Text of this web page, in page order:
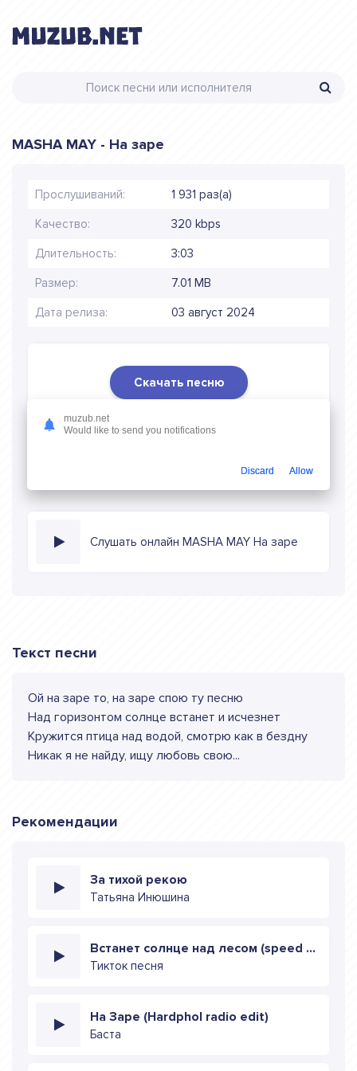
MASHA MAY - На заре
Прослушиваний: 1 931 раз(а)
Качество: 320 kbps
Длительность: 3:03
Размер: 7.01 MB
Дата релиза: 03 август 2024
Скачать песню
Скачать песню MASHA MAY - На заре
3:03, качество: 320 кбитс) бесплатно или слушать музыку
Слушать онлайн MASHA MAY На заре
Текст песни
Ой на заре то, на заре спою ту песню
Над горизонтом солнце встанет и исчезнет
Кружится птица над водой, смотрю как в бездну
Никак я не найду, ищу любовь свою...
Рекомендации
За тихой рекою
Татьяна Инюшина
Встанет солнце над лесом (speed up)
Тикток песня
На Заре (Hardphol radio edit)
Баста
muzub.net
Would like to send you notifications
Discard Allow